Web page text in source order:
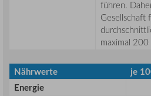
führen.
Gesellschaft
maximal
Nährwerte
je
Energie